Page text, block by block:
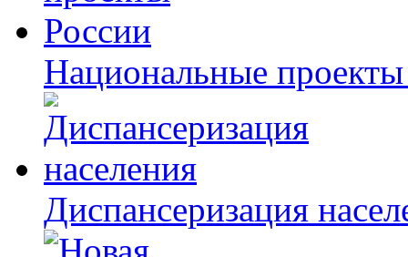
Национальные
Диспансеризация